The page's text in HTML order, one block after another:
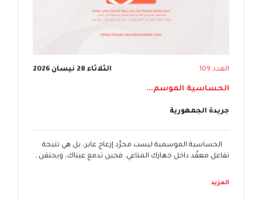
العدد 109 الثلاثاء 28 نيسان 2026
الحساسية الموسم...
جريدة الجمهورية
الحساسية الموسمية ليست مجرَّد إزعاج عابر، بل هي نتيجة
تفاعل معقّد داخل جهازك المناعي. فحين تدمع عيناك، ويحتقن…
المزيد